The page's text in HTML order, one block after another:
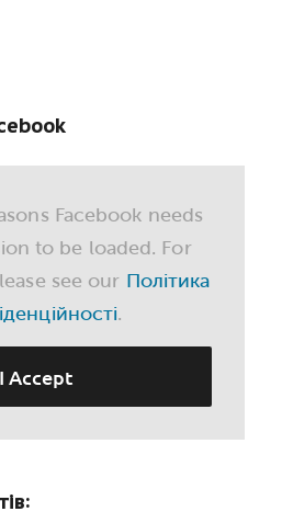
Facebook needs
to be loaded. For
see our Політика
.
I Accept